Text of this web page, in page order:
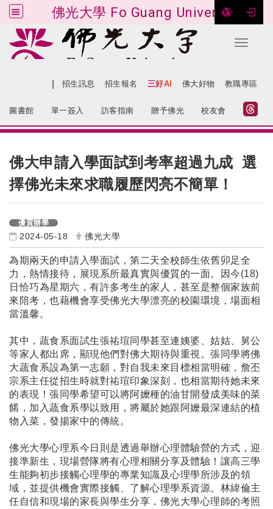
佛光大學 Fo Guang University
Toggle
跳到主要內容
招生訊息 招生報名 三好AI 佛大好物 教職專區
圖書館 單一簽入 訪客指南 贈予佛光 校友會
佛大申請入學面試到考率超過九成 選
擇佛光未來求職履歷閃亮不簡單！
優質辦學
2024-05-18 佛光大學
為期兩天的申請入學面試，第二天全校師生依舊卯足全
力，熱情接待，展現系所最真實與優質的一面。因今(18)
日恰巧為星期六，有許多考生的家人，甚至是整個家族前
來陪考，也藉機會享受佛光大學漂亮的校園環境，場面相
當溫馨。
其中，蔬食系面試生張祐瑄同學甚至連姨婆、姑姑、舅公
等家人都出席，顯現他們對佛大期待與重視。張同學將佛
大蔬食系設為第一志願，對自我未來目標相當明確，詹丕
宗系主任從招生時就對祐瑄印象深刻，也相當期待她未來
的表現！張同學希望可以將阿嬤種的油甘開發成美味的菜
餚，加入蔬食系學以致用，將屬於她跟阿嬤最深連結的植
物入菜，發揚家中的傳統。
佛光大學心理系今日則是透過舉辦心理體驗營的方式，迎
接準新生，現場營隊將有心理相關分享及體驗！讓高三學
生能夠初步接觸心理學的專業知識及心理學所涉及的領
域，並提供機會實際接觸、了解心理學系資源。林緯倫主
任自信和現場的家長與學生分享，佛光大學心理師的考照